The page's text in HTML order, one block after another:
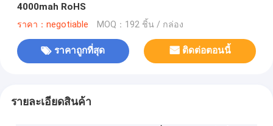
4000mah RoHS
ราคา：negotiable MOQ：192 ชิ้น / กล่อง
ราคาถูกที่สุด ติดต่อตอนนี้
รายละเอียดสินค้า